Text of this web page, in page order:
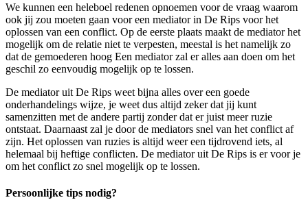
We kunnen een heleboel redenen opnoemen voor de vraag waarom
ook jij zou moeten gaan voor een mediator in De Rips voor het
oplossen van een conflict. Op de eerste plaats maakt de mediator het
mogelijk om de relatie niet te verpesten, meestal is het namelijk zo
dat de gemoederen hoog Een mediator zal er alles aan doen om het
geschil zo eenvoudig mogelijk op te lossen.
De mediator uit De Rips weet bijna alles over een goede
onderhandelings wijze, je weet dus altijd zeker dat jij kunt
samenzitten met de andere partij zonder dat er juist meer ruzie
ontstaat. Daarnaast zal je door de mediators snel van het conflict af
zijn. Het oplossen van ruzies is altijd weer een tijdrovend iets, al
helemaal bij heftige conflicten. De mediator uit De Rips is er voor je
om het conflict zo snel mogelijk op te lossen.
Persoonlijke tips nodig?